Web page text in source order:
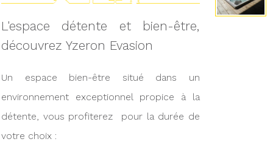
L'espace détente et bien-être,
découvrez Yzeron Evasion
Un espace bien-être situé dans un
environnement exceptionnel propice à la
détente, vous profiterez pour la durée de
votre choix :